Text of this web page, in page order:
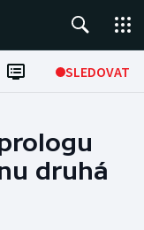
SLEDOVAT
druhá